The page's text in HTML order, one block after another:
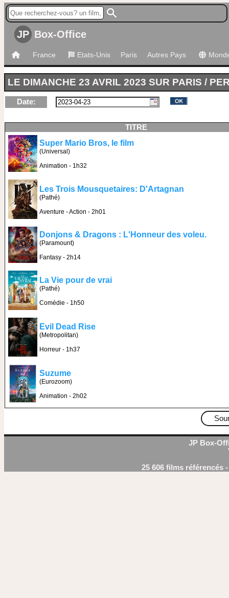
JP Box-Office
France Etats-Unis Paris Autres Pays
LE DIMANCHE 23 AVRIL 2023 SUR PARIS /
Date:
TITRE
Super Mario Bros, le film
(Universal)
Animation - 1h32
Les Trois Mousquetaires: D'Artagnan
(Pathé)
Aventure - Action - 2h01
Donjons & Dragons : L'Honneur des voleu.
(Paramount)
Fantasy - 2h14
La Vie pour de vrai
(Pathé)
Comédie - 1h50
Evil Dead Rise
(Metropolitan)
Horreur - 1h37
Suzume
(Eurozoom)
Animation - 2h02
JP Box-
25 606 films référencés